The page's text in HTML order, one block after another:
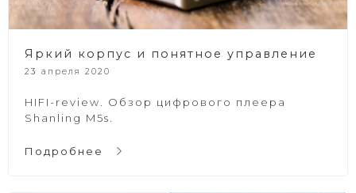
Яркий корпус и понятное управление
23 апреля 2020
HIFI-review. Обзор цифрового плеера
Shanling M5s.
Подробнее